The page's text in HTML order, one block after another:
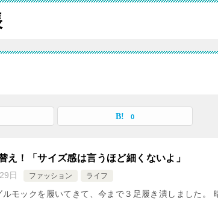
0
え！「サイズ感は言うほど細くないよ」
日 ファッション ライフ
ルモックを履いてきて、今まで３足履き潰しました。